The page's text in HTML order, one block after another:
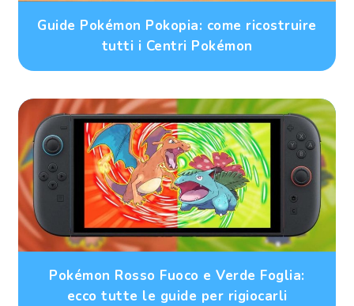
Guide Pokémon Pokopia: come ricostruire
tutti i Centri Pokémon
Pokémon Rosso Fuoco e Verde Foglia:
ecco tutte le guide per rigiocarli